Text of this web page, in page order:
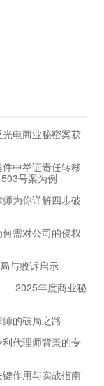
电商业秘密案获
中举证责任转移
号案为例
为你详解四步破
需对公司的侵权
与败诉启示
年度商业秘
的破局之路
代理师背景的专
键作用与实战指南